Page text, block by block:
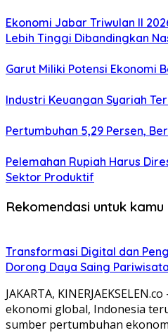
Ekonomi Jabar Triwulan II
Lebih Tinggi Dibandingkan
Garut Miliki Potensi Ekonomi
Industri Keuangan Syariah
Pertumbuhan 5,29 Persen,
Pelemahan Rupiah Harus
Sektor Produktif
Rekomendasi untuk kamu
Transformasi Digital dan
Dorong Daya Saing
JAKARTA,
ekonomi global, Indonesia
sumber pertumbuhan